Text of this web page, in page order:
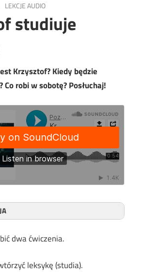
LEKCJE AUDIO
studiuje
Krzysztof? Kiedy będzie
Co robi w sobotę? Posłuchaj!
dwa ćwiczenia.
leksykę (studia).